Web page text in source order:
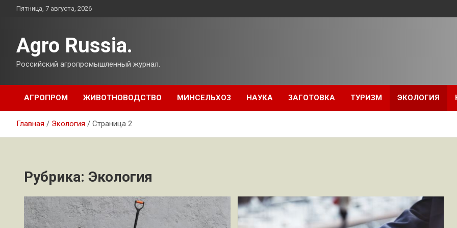
ПерейтиПятница, 7 августа, 2026
Agro Russia.
Российский агропромышленный журнал.
АГРОПРОМ ЖИВОТНОВОДСТВО МИНСЕЛЬХОЗ НАУКА ЗАГОТОВКА ТУРИЗМ ЭКОЛОГИЯ
Главная Экология Страница 2
Рубрика: Экология